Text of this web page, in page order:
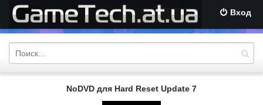
Вход
NoDVD для Hard Reset Update 7